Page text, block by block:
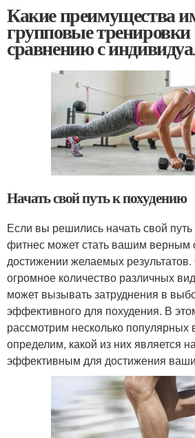
Какие преимущества
групповые тренировки
сравнению с
Начать свой путь к похудению
Если вы решились начать свой
фитнес может стать вашим верным
достижении желаемых
огромное количество различных
может вызывать затруднения в
эффективного для похудения. В
рассмотрим несколько популярных
определим, какой из них является
эффективным для достижения